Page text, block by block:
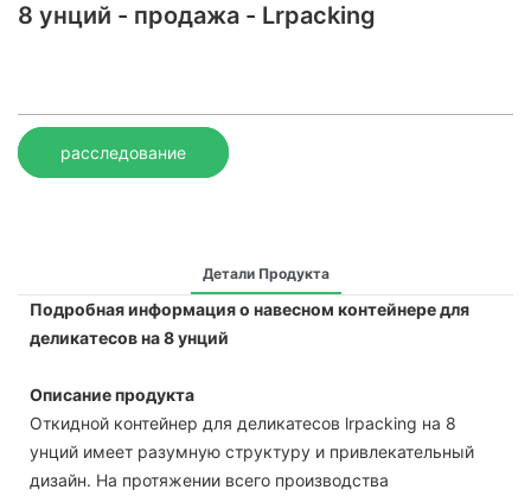
8 унций - продажа - Lrpacking
расследование
Детали Продукта
Подробная информация о навесном контейнере для
деликатесов на 8 унций
Описание продукта
Откидной контейнер для деликатесов lrpacking на 8
унций имеет разумную структуру и привлекательный
дизайн. На протяжении всего производства